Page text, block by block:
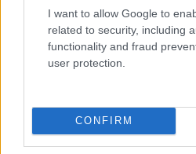
I want to allow Google to
related to security, including
functionality and fraud
user protection.
CONFIRM